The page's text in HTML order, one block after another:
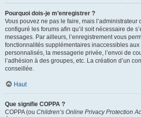
Pourquoi dois-je m’enregistrer ?
Vous pouvez ne pas le faire, mais l’administrateur
configuré les forums afin qu’il soit nécessaire de
messages. Par ailleurs, l’enregistrement vous
fonctionnalités supplémentaires inaccessibles
personnalisés, la messagerie privée, l’envoi de
l’adhésion à des groupes, etc. La création d’un
conseillée.
Haut
Que signifie COPPA ?
COPPA (ou Children’s Online Privacy Protection